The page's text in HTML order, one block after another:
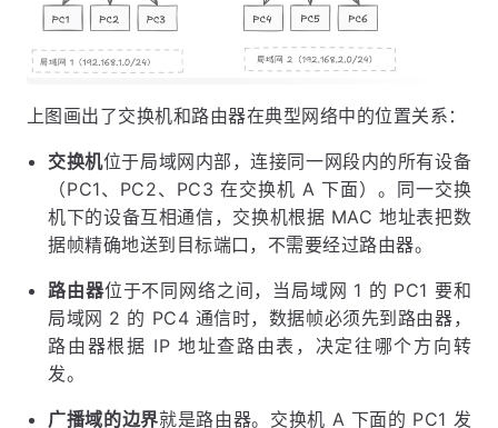
上图画出了交换机和路由器在典型网络中的位置关系：
交换机位于局域网内部，连接同一网段内的所有设备
（PC1、PC2、PC3 在交换机 A 下面）。同一交换
机下的设备互相通信，交换机根据 MAC 地址表把数
据帧精确地送到目标端口，不需要经过路由器。
路由器位于不同网络之间，当局域网 1 的 PC1 要和
局域网 2 的 PC4 通信时，数据帧必须先到路由器，
路由器根据 IP 地址查路由表，决定往哪个方向转
发。
广播域的边界就是路由器。交换机 A 下面的 PC1 发